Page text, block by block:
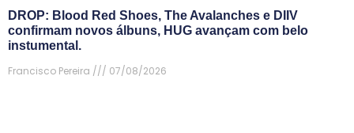
DROP: Blood Red Shoes, The Avalanches e DIIV
confirmam novos álbuns, HUG avançam com belo
instumental.
Francisco Pereira
07/08/2026